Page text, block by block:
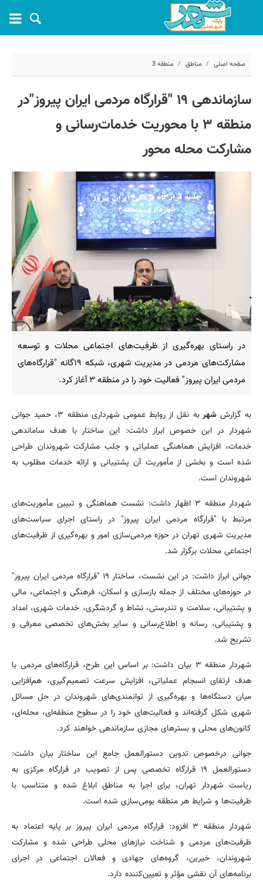
صفحه اصلی مناطق منطقه 3
کد مطلب:
سازماندهی ۱۹ "قرارگاه مردمی ایران پیروز"در
منطقه ۳ با محوریت خدمات‌رسانی و
مشارکت محله‌ محور
در راستای بهره‌گیری از ظرفیت‌های اجتماعی محلات و توسعه
مشارکت‌های مردمی در مدیریت شهری، شبکه ۱۹گانه "قرارگاه‌های
مردمی ایران پیروز" فعالیت خود را در منطقه ۳ آغاز کرد.
به گزارششهر
به نقل از روابط عمومی شهرداری منطقه ۳، حمید جوانی
شهردار در این خصوص ابراز داشت: این ساختار با هدف ساماندهی
خدمات، افزایش هماهنگی عملیاتی و جلب مشارکت شهروندان طراحی
شده است و بخشی از مأموریت آن پشتیبانی و ارائه خدمات مطلوب به
شهروندان است.
شهردار منطقه ۳ اظهار داشت: نشست‌ هماهنگی و تبیین مأموریت‌های
مرتبط با "قرارگاه مردمی ایران پیروز" در راستای اجرای سیاست‌های
مدیریت شهری تهران در حوزه مردمی‌سازی امور و بهره‌گیری از ظرفیت‌های
اجتماعی محلات برگزار شد.
جوانی ابراز داشت: در این نشست، ساختار ۱۹ "قرارگاه مردمی ایران پیروز"
در حوزه‌های مختلف از جمله بازسازی و اسکان، فرهنگی و اجتماعی، مالی
و پشتیبانی، سلامت و تندرستی، نشاط و گردشگری، خدمات شهری، امداد
و پشتیبانی، رسانه و اطلاع‌رسانی و سایر بخش‌های تخصصی معرفی و
تشریح شد.
شهردار منطقه ۳ بیان داشت: بر اساس این طرح، قرارگاه‌های مردمی با
هدف ارتقای انسجام عملیاتی، افزایش سرعت تصمیم‌گیری، هم‌افزایی
میان دستگاه‌ها و بهره‌گیری از توانمندی‌های شهروندان در حل مسائل
شهری شکل گرفته‌اند و فعالیت‌های خود را در سطوح منطقه‌ای، محله‌ای،
کانون‌های محلی و بسترهای مجازی سازماندهی خواهند کرد.
جوانی درخصوص تدوین دستورالعمل جامع این ساختار بیان داشت:
دستورالعمل ۱۹ قرارگاه تخصصی پس از تصویب در قرارگاه مرکزی به
ریاست شهردار تهران، برای اجرا به مناطق ابلاغ شده و متناسب با
ظرفیت‌ها و شرایط هر منطقه بومی‌سازی شده است.
شهردار منطقه ۳ افزود: قرارگاه مردمی ایران پیروز بر پایه اعتماد به
ظرفیت‌های مردمی و شناخت نیازهای محلی طراحی شده و مشارکت
شهروندان، خیرین، گروه‌های جهادی و فعالان اجتماعی در اجرای
برنامه‌های آن نقشی مؤثر و تعیین‌کننده دارد.